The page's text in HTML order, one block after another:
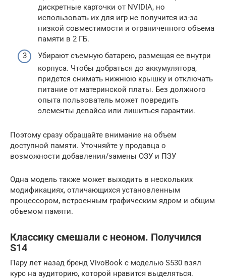
дискретные карточки от NVIDIA, но
использовать их для игр не получится из-за
низкой совместимости и ограниченного объема
памяти в 2 ГБ.
Убирают съемную батарею, размещая ее внутри
корпуса. Чтобы добраться до аккумулятора,
придется снимать нижнюю крышку и отключать
питание от материнской платы. Без должного
опыта пользователь может повредить
элементы девайса или лишиться гарантии.
Поэтому сразу обращайте внимание на объем
доступной памяти. Уточняйте у продавца о
возможности добавления/замены ОЗУ и ПЗУ
Одна модель также может выходить в нескольких
модификациях, отличающихся установленным
процессором, встроенным графическим ядром и общим
объемом памяти.
Классику смешали с неоном. Получился
S14
Пару лет назад бренд VivoBook с моделью S530 взял
курс на аудиторию, которой нравится выделяться.